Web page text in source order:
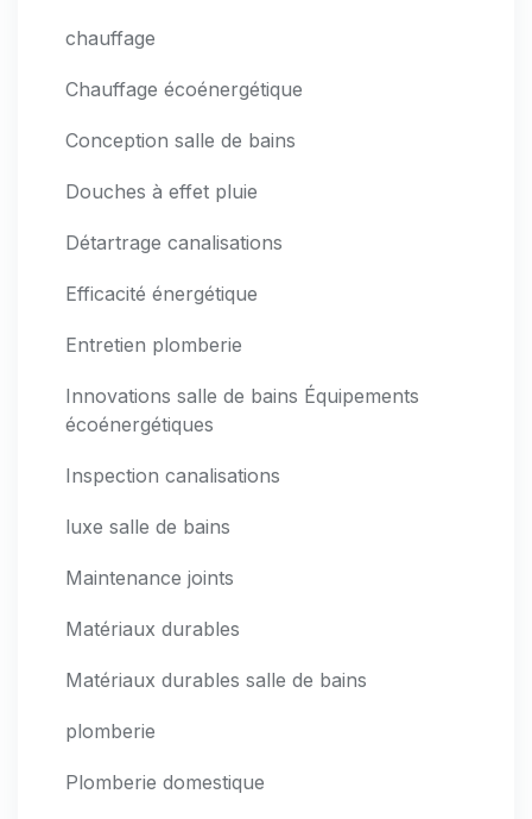
chauffage
Chauffage écoénergétique
Conception salle de bains
Douches à effet pluie
Détartrage canalisations
Efficacité énergétique
Entretien plomberie
Innovations salle de bains Équipements
écoénergétiques
Inspection canalisations
luxe salle de bains
Maintenance joints
Matériaux durables
Matériaux durables salle de bains
plomberie
Plomberie domestique